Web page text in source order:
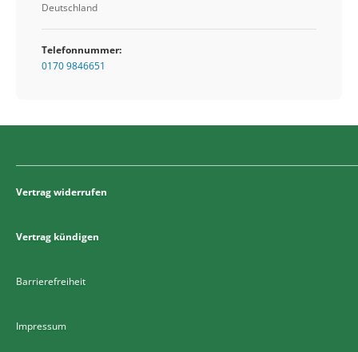
Deutschland
Telefonnummer:
0170 9846651
Vertrag widerrufen
Vertrag kündigen
Barrierefreiheit
Impressum